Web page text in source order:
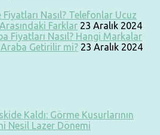
Nasıl? Telefonlar Ucuz
Farklar 23 Aralık 2024
Fiyatları Nasıl? Hangi Markalar
Araba Getirilir mi? 23 Aralık 2024
Kaldı: Görme Kusurlarının
Nesil Lazer Dönemi